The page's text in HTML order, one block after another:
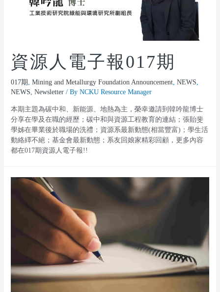
資源人電子報017期
017期 , Mining and Metallurgy Foundation Announcement, NEWS,
NEWS, Newsletter/ By NCKU Resource Manager
本期主題為碳中和、新能源、地熱為主，榮幸邀請到韓吟龍博士
分享在學及在職的經歷；碳中和與資源工程教育的連結；張貽斐
學姊在畢業後於職場的洗禮；資源系最新動態(相當豐富)；學生活
動絡繹不絕；基金會最新動態；系友回娘家精彩回顧，更多內容
都在017期資源人電子報!!